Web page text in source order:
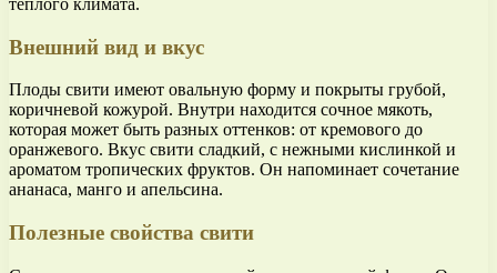
Внешний вид и вкус
Плоды свити имеют овальную форму и покрыты грубой,
коричневой кожурой. Внутри находится сочное мякоть,
которая может быть разных оттенков: от кремового до
оранжевого. Вкус свити сладкий, с нежными кислинкой и
ароматом тропических фруктов. Он напоминает сочетание
ананаса, манго и апельсина.
Полезные свойства свити